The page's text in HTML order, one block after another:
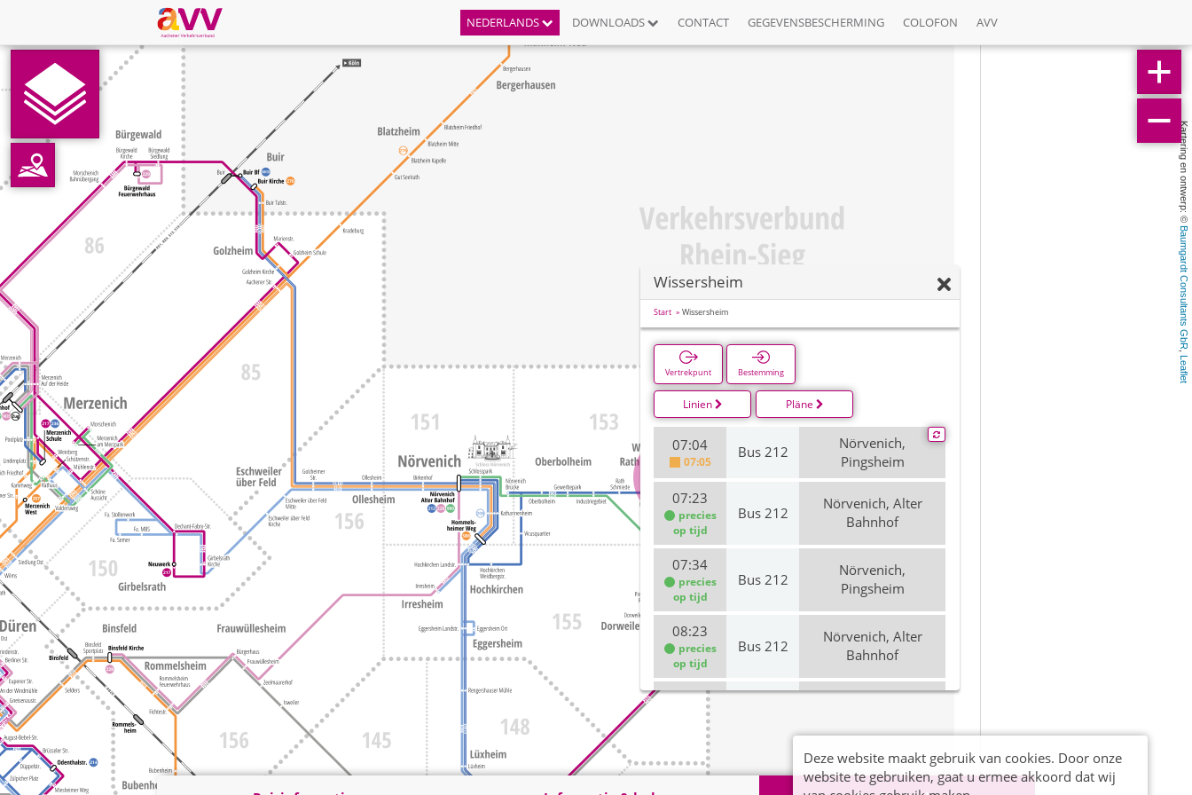
NEDERLANDS DOWNLOADS CONTACT GEGEVENSBESCHERMING COLOFON AVV
Kartering en ontwerp: ©
Baumgardt Consultants GbR
,
Leaflet
Wissersheim
Start Wissersheim
Vertrekpunt Bestemming
Linien Pläne
07:04
07:05
Bus 212
Nörvenich,
Pingsheim
07:23
precies
op tijd
Bus 212
Nörvenich, Alter
Bahnhof
07:34
precies
op tijd
Bus 212
Nörvenich,
Pingsheim
08:23
precies
op tijd
Bus 212
Nörvenich, Alter
Bahnhof
08:34
Nörvenich,
09:23
Nörvenich, Alter
Bahnhof
Deze website maakt gebruik van cookies. Door onze
website te gebruiken, gaat u ermee akkoord dat wij